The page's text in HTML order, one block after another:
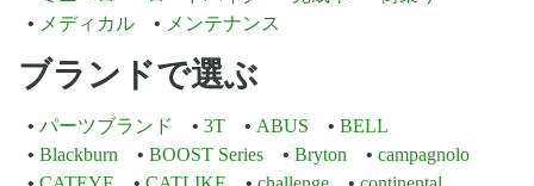
メディカル
メンテナンス
ブランドで選ぶ
パーツブランド 3T ABUS
BELL
Blackburn
BOOST Series Bryton
campagnolo